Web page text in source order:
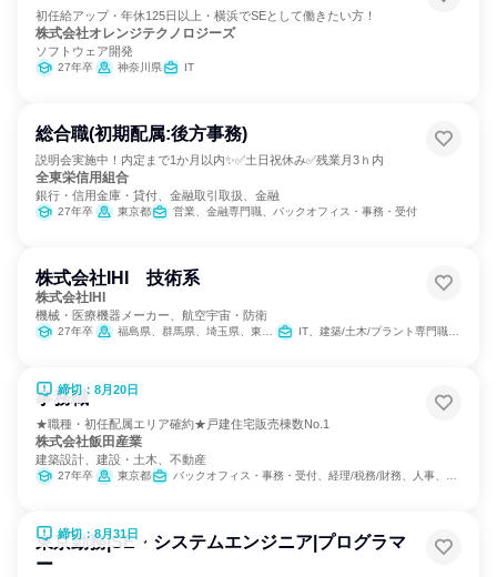
初任給アップ・年休125日以上・横浜でSEとして働きたい方！
株式会社オレンジテクノロジーズ
ソフトウェア開発
27年卒 神奈川県 IT
総合職(初期配属:後方事務)
説明会実施中！内定まで1か月以内✨✅土日祝休み✅残業月3ｈ内
全東栄信用組合
銀行・信用金庫・貸付、金融取引取扱、金融
27年卒 東京都 営業、金融専門職、バックオフィス・事務・受付
株式会社IHI 技術系
株式会社IHI
機械・医療機器メーカー、航空宇宙・防衛
27年卒 福島県、群馬県、埼玉県、東京都、神奈川県、兵庫県、広島県 IT、建築/土木/プラント専門職、製造・生産工程
締切：8月20日
事務職
★職種・初任配属エリア確約★戸建住宅販売棟数No.1
株式会社飯田産業
建築設計、建設・土木、不動産
27年卒 東京都 バックオフィス・事務・受付、経理/税務/財務、人事、総務
締切：8月31日
東京勤務|SE・システムエンジニア|プログラマ
ー